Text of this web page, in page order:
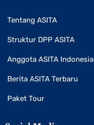
Tentang ASITA
Struktur DPP ASITA
Anggota ASITA Indonesia
Berita ASITA Terbaru
Paket Tour